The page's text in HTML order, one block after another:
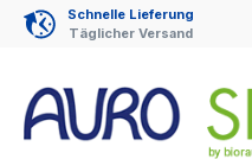
Zur
Schnelle Lieferung
Täglicher Versand